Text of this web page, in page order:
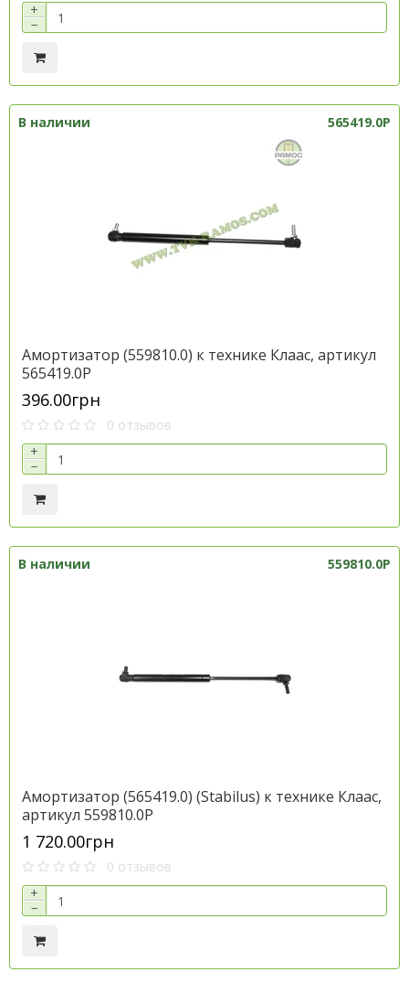
+
−
В наличии 565419.0P
Амортизатор (559810.0) к технике Клаас, артикул
565419.0P
396.00грн
0 отзывов
+
−
В наличии 559810.0P
Амортизатор (565419.0) (Stabilus) к технике Клаас,
артикул 559810.0P
1 720.00грн
0 отзывов
+
−